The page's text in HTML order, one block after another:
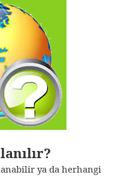
ya da herhangi